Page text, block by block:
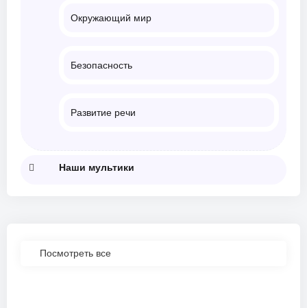
Окружающий мир
Безопасность
Развитие речи
Наши мультики
Посмотреть все